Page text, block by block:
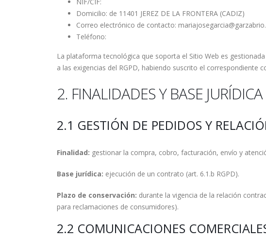
Domicilio: de 11401 JEREZ DE LA FRONTERA (CADIZ)
Correo electrónico de contacto:
Teléfono:
La plataforma tecnológica que soporta el Sitio Web es
a las exigencias del RGPD, habiendo suscrito el correspondiente
2. FINALIDADES Y BASE
2.1 GESTIÓN DE PEDIDOS Y
Finalidad: gestionar la compra, cobro, facturación, envío y
Base jurídica: ejecución de un contrato (art. 6.1.b RGPD).
Plazo de conservación: durante la vigencia de la relación
para reclamaciones de consumidores).
2.2 COMUNICACIONES